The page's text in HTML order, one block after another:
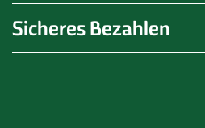
Sicheres Bezahlen